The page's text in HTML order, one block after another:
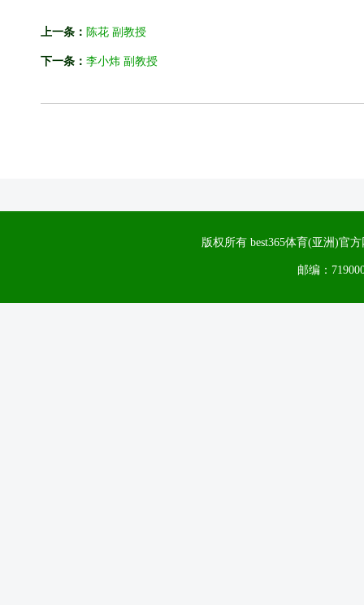
上一条： 陈花 副教授
下一条： 李小炜 副教授
版权所有 best365体育(亚洲)官
邮编：